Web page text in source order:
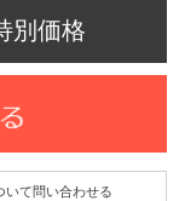
別価格